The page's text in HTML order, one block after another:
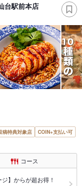
台駅前本店
稿特典対象店
COIN+支払い可
コース
】からが超お得！